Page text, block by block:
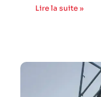
Lire la suite »